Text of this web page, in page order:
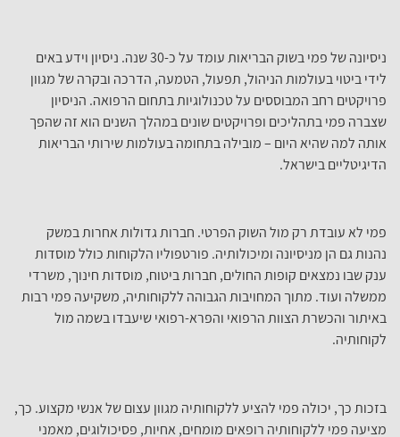
ניסיונה של פמי בשוק הבריאות עומד על כ-30 שנה. ניסיון וידע באים
לידי ביטוי בעולמות הניהול, תפעול, הטמעה, הדרכה ובקרה של מגוון
פרויקטים רחב המבוססים על טכנולוגיות בתחום הרפואה. הניסיון
שצברה פמי בתהליכים ופרויקטים שונים במהלך השנים הוא זה שהפך
אותה למה שהיא היום – מובילה בתחומה בעולמות שירותי הבריאות
הדיגיטליים בישראל.
פמי לא עובדת רק מול השוק הפרטי. חברות גדולות אחרות במשק
נהנות גם הן מניסיונה ומיכולותיה. פורטפוליו הלקוחות כולל מוסדות
ענק שבו נמצאים קופות החולים, חברות ביטוח, מוסדות חינוך, משרדי
ממשלה ועוד. מתוך המחויבות הגבוהה ללקוחותיה, משקיעה פמי רבות
באיתור והכשרת הצוות הרפואי והפרא-רפואי שיעבדו בשמה מול
לקוחותיה.
בזכות כך, יכולה פמי להציע ללקוחותיה מגוון עצום של אנשי מקצוע. כך,
מציעה פמי ללקוחותיה רופאים מומחים, אחיות, פסיכולוגים, מאמני